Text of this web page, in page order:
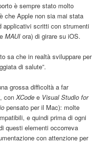
è sempre stato molto
che Apple non sia mai stata
applicativi scritti con strumenti
MAUIora) di girare su iOS.
sa che in realtà sviluppare per
di salute”.
grossa difficoltà a far
, conXCodee Visual Studio for
pensato per il Mac): molte
e quindi prima di ogni
questi elementi occorreva
con attenzione per